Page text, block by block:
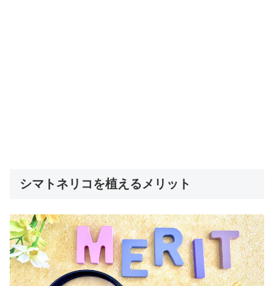
シマトネリコを植えるメリット